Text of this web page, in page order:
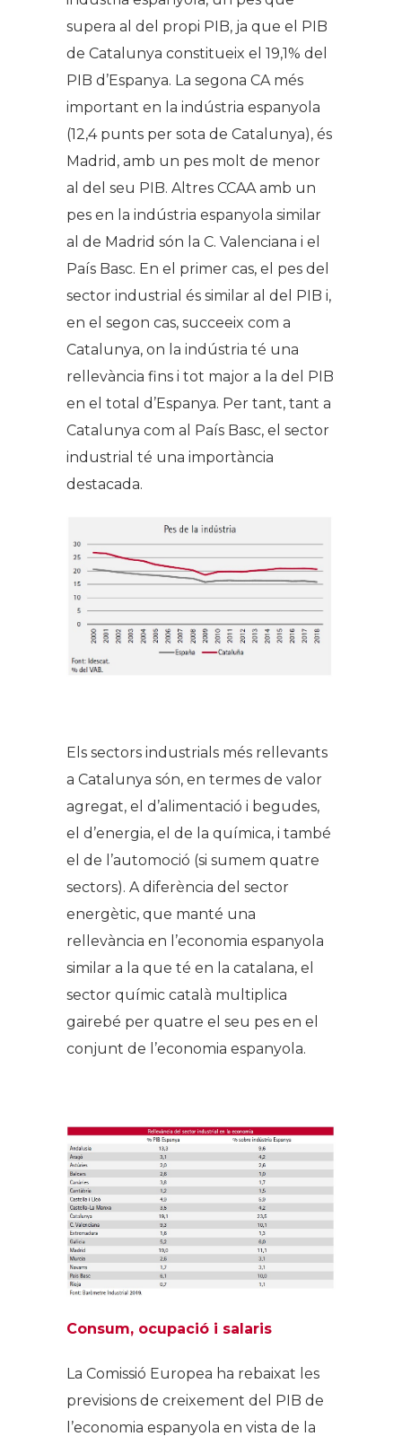
supera al del propi PIB, ja que el PIB
de Catalunya constitueix el 19,1% del
PIB d’Espanya. La segona CA més
important en la indústria espanyola
(12,4 punts per sota de Catalunya), és
Madrid, amb un pes molt de menor
al del seu PIB. Altres CCAA amb un
pes en la indústria espanyola similar
al de Madrid són la C. Valenciana i el
País Basc. En el primer cas, el pes del
sector industrial és similar al del PIB i,
en el segon cas, succeeix com a
Catalunya, on la indústria té una
rellevància fins i tot major a la del PIB
en el total d’Espanya. Per tant, tant a
Catalunya com al País Basc, el sector
industrial té una importància
destacada.
Els sectors industrials més rellevants
a Catalunya són, en termes de valor
agregat, el d’alimentació i begudes,
el d’energia, el de la química, i també
el de l’automoció (si sumem quatre
sectors). A diferència del sector
energètic, que manté una
rellevància en l’economia espanyola
similar a la que té en la catalana, el
sector químic català multiplica
gairebé per quatre el seu pes en el
conjunt de l’economia espanyola.
Consum, ocupació i salaris
La Comissió Europea ha rebaixat les
previsions de creixement del PIB de
l’economia espanyola en vista de la